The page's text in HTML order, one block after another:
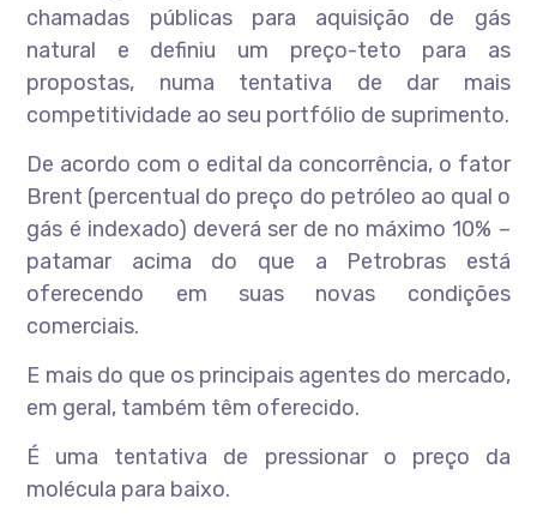
chamadas públicas para aquisição de gás
natural e definiu um preço-teto para as
propostas, numa tentativa de dar mais
competitividade ao seu portfólio de suprimento.
De acordo com o edital da concorrência, o fator
Brent (percentual do preço do petróleo ao qual o
gás é indexado) deverá ser de no máximo 10% –
patamar acima do que a Petrobras está
oferecendo em suas novas condições
comerciais.
E mais do que os principais agentes do mercado,
em geral, também têm oferecido.
É uma tentativa de pressionar o preço da
molécula para baixo.